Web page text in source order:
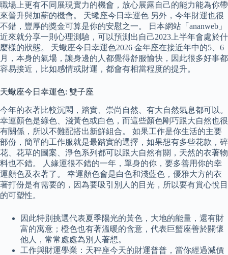
職場上更有不同展現實力的機會，放心展露自己的能力能為你帶
來晉升與加薪的機會。 天蠍座今日幸運色 另外，今年財運也很
不錯，豐厚的獎金可算是你的安慰之一。 日本網站「ananweb」
近來就分享一則心理測驗，可以預測出自己2023上半年會處於什
麼樣的狀態。 天蠍座今日幸運色2026 金年座在接近年中的5、6
月，本身的氣場，讓身邊的人都覺得舒服愉快，因此很多好事都
容易接近，比如感情或財運，都會有相當程度的提升。
天蠍座今日幸運色: 雙子座
今年的衣著比較沉悶，踏實、崇尚自然、有大自然氣息都可以。
幸運顏色是綠色、淺黃色或白色，而這些顏色剛巧跟大自然也很
有關係，所以不難配搭出新鮮組合。 如果工作是你生活的主要
部份，簡單的工作服就是最踏實的選擇，如果想有多些花款，碎
花、花草的圖案、淨色系列都可以跟大自然有關，天然的衣著物
料也不錯。 人緣運很不錯的一年，單身的你，要多善用你的幸
運顏色及衣著了。 幸運顏色會是白色和淺藍色，優雅大方的衣
著打份是有需要的，因為要吸引別人的目光，所以要有賞心悅目
的可塑性。
因此特別挑選代表夏季陽光的黃色，大地的能量，還有財
富的寓意；橙色也有著溫暖的含意，代表巨蟹座善於關懷
他人，常常處處為別人著想。
工作與財運學業：天秤座今天的財運普普，當你經過減價